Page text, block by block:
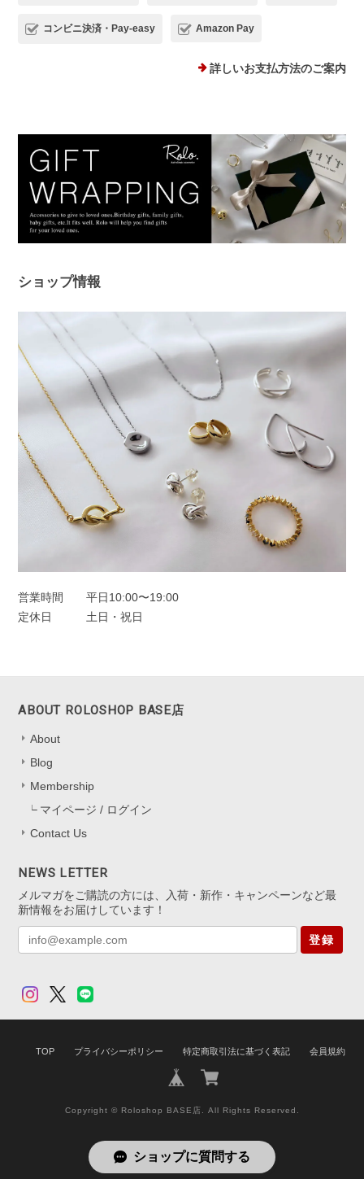
コンビニ決済・Pay-easy Amazon Pay
詳しいお支払方法のご案内
ショップ情報
営業時間
平日10:00〜19:00
定休日
土日・祝日
ABOUT ROLOSHOP BASE店
About
Blog
Membership
マイページ / ログイン
Contact Us
NEWS LETTER
メルマガをご購読の方には、入荷・新作・キャンペーンなど最
新情報をお届けしています！
登録
TOP プライバシーポリシー 特定商取引法に基づく表記 会員規約
Copyright © Roloshop BASE店. All Rights Reserved.
ショップに質問する